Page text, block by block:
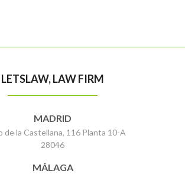
LETSLAW, LAW FIRM
MADRID
de la Castellana, 116 Planta 10-A
28046
MÁLAGA